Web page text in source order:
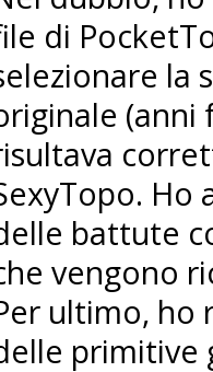
di
la
(anni
Ho
battute
vengono
ultimo, ho
primitive